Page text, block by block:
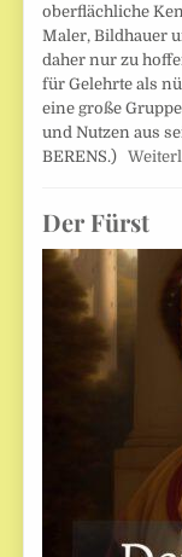
oberflächliche
Maler, Bildhauer
daher nur zu
für Gelehrte als
eine große
und Nutzen aus
BERENS.)
Der Fürst